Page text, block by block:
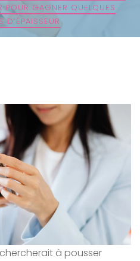
POUR GAGNER QUELQUES
D’ÉPAISSEUR
chercherait à pousser